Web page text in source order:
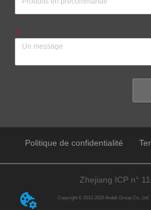
*
Politique de confidentialité
Zhejiang ICP n°
Copyright © 2012-2020 Andeli Group Co.,